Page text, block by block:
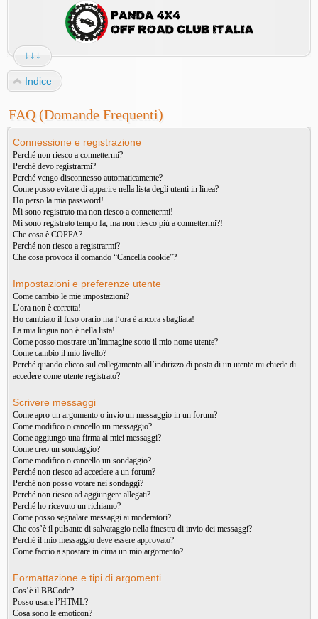
↓↓↓
Indice
FAQ (Domande Frequenti)
Connessione e registrazione
Perché non riesco a connettermi?
Perché devo registrarmi?
Perché vengo disconnesso automaticamente?
Come posso evitare di apparire nella lista degli utenti in linea?
Ho perso la mia password!
Mi sono registrato ma non riesco a connettermi!
Mi sono registrato tempo fa, ma non riesco piú a connettermi?!
Che cosa è COPPA?
Perché non riesco a registrarmi?
Che cosa provoca il comando “Cancella cookie”?
Impostazioni e preferenze utente
Come cambio le mie impostazioni?
L’ora non è corretta!
Ho cambiato il fuso orario ma l’ora è ancora sbagliata!
La mia lingua non è nella lista!
Come posso mostrare un’immagine sotto il mio nome utente?
Come cambio il mio livello?
Perché quando clicco sul collegamento all’indirizzo di posta di un utente mi chiede di
accedere come utente registrato?
Scrivere messaggi
Come apro un argomento o invio un messaggio in un forum?
Come modifico o cancello un messaggio?
Come aggiungo una firma ai miei messaggi?
Come creo un sondaggio?
Come modifico o cancello un sondaggio?
Perché non riesco ad accedere a un forum?
Perché non posso votare nei sondaggi?
Perché non riesco ad aggiungere allegati?
Perché ho ricevuto un richiamo?
Come posso segnalare messaggi ai moderatori?
Che cos’è il pulsante di salvataggio nella finestra di invio dei messaggi?
Perché il mio messaggio deve essere approvato?
Come faccio a spostare in cima un mio argomento?
Formattazione e tipi di argomenti
Cos’è il BBCode?
Posso usare l’HTML?
Cosa sono le emoticon?